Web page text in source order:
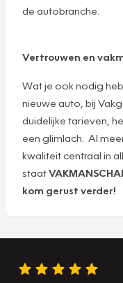
de autobranche.
Vertrouwen en
Wat je ook nodig
nieuwe auto, bij
duidelijke tarieven,
een glimlach. Al
kwaliteit centraal in
staat
kom gerust verder!